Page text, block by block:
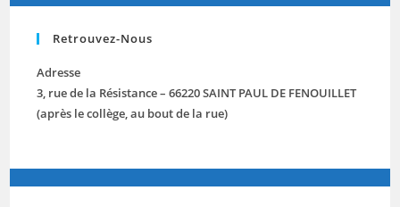
Retrouvez-Nous
Adresse
3, rue de la Résistance – 66220 SAINT PAUL DE FENOUILLET
(après le collège, au bout de la rue)